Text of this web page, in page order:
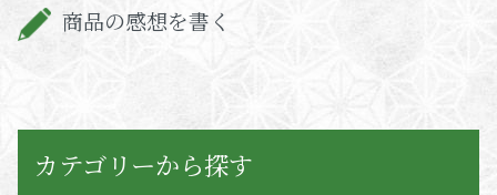
カテゴリーから探す
商品の感想を書く